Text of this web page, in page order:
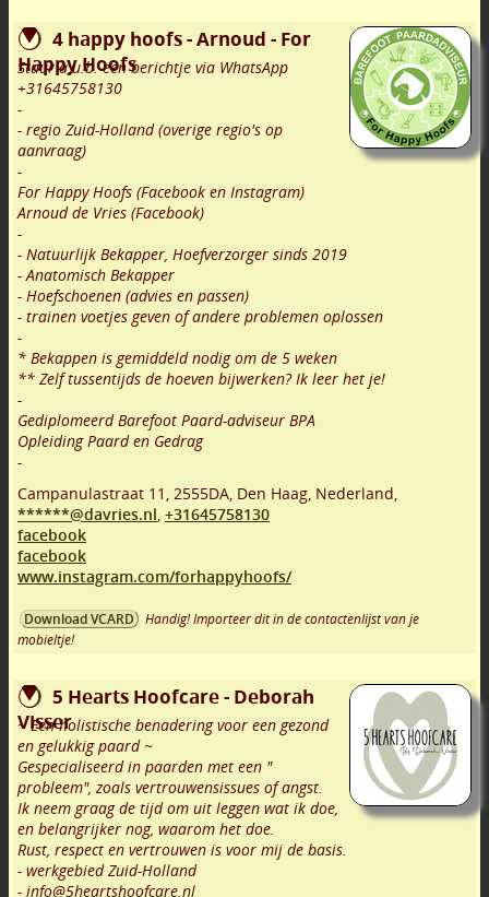
4 happy hoofs - Arnoud - For
Happy Hoofs
Stuur a.u.b. een berichtje via WhatsApp
+31645758130
-
- regio Zuid-Holland (overige regio's op
aanvraag)
-
For Happy Hoofs (Facebook en Instagram)
Arnoud de Vries (Facebook)
-
- Natuurlijk Bekapper, Hoefverzorger sinds 2019
- Anatomisch Bekapper
- Hoefschoenen (advies en passen)
- trainen voetjes geven of andere problemen oplossen
-
* Bekappen is gemiddeld nodig om de 5 weken
** Zelf tussentijds de hoeven bijwerken? Ik leer het je!
-
Gediplomeerd Barefoot Paard-adviseur BPA
Opleiding Paard en Gedrag
-
Campanulastraat 11 , 2555DA, Den Haag, Nederland,
******@davries.nl, +31645758130
facebook
facebook
www.instagram.com/forhappyhoofs/
Download VCARD
Handig! Importeer dit in de contactenlijst van je
mobieltje!
5 Hearts Hoofcare - Deborah
Visser
~ Een holistische benadering voor een gezond
en gelukkig paard ~
Gespecialiseerd in paarden met een "
probleem", zoals vertrouwensissues of angst.
Ik neem graag de tijd om uit leggen wat ik doe,
en belangrijker nog, waarom het doe.
Rust, respect en vertrouwen is voor mij de basis.
- werkgebied Zuid-Holland
- info@5heartshoofcare.nl